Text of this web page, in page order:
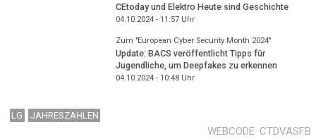
CEtoday und Elektro Heute sind Geschichte
04.10.2024 - 11:57Uhr
Zum "European Cyber Security Month 2024"
Update: BACS veröffentlicht Tipps für
Jugendliche, um Deepfakes zu erkennen
04.10.2024 - 10:48Uhr
LG JAHRESZAHLEN
WEBCODE CTDVASFB